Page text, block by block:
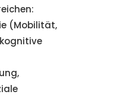
(Mobilität,